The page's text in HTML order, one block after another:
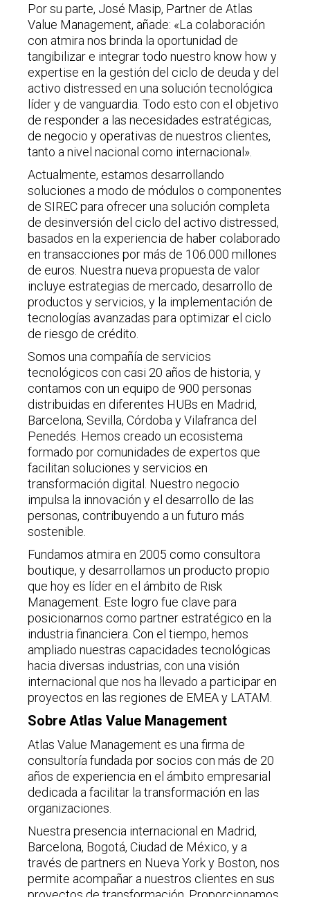
Por su parte, José Masip, Partner de Atlas
Value Management, añade: «La colaboración
con atmira nos brinda la oportunidad de
tangibilizar e integrar todo nuestro know how y
expertise en la gestión del ciclo de deuda y del
activo distressed en una solución tecnológica
líder y de vanguardia. Todo esto con el objetivo
de responder a las necesidades estratégicas,
de negocio y operativas de nuestros clientes,
tanto a nivel nacional como internacional».
Actualmente, estamos desarrollando
soluciones a modo de módulos o componentes
de SIREC para ofrecer una solución completa
de desinversión del ciclo del activo distressed,
basados en la experiencia de haber colaborado
en transacciones por más de 106.000 millones
de euros. Nuestra nueva propuesta de valor
incluye estrategias de mercado, desarrollo de
productos y servicios, y la implementación de
tecnologías avanzadas para optimizar el ciclo
de riesgo de crédito.
Somos una compañía de servicios
tecnológicos con casi 20 años de historia, y
contamos con un equipo de 900 personas
distribuidas en diferentes HUBs en Madrid,
Barcelona, Sevilla, Córdoba y Vilafranca del
Penedés. Hemos creado un ecosistema
formado por comunidades de expertos que
facilitan soluciones y servicios en
transformación digital. Nuestro negocio
impulsa la innovación y el desarrollo de las
personas, contribuyendo a un futuro más
sostenible.
Fundamos atmira en 2005 como consultora
boutique, y desarrollamos un producto propio
que hoy es líder en el ámbito de Risk
Management. Este logro fue clave para
posicionarnos como partner estratégico en la
industria financiera. Con el tiempo, hemos
ampliado nuestras capacidades tecnológicas
hacia diversas industrias, con una visión
internacional que nos ha llevado a participar en
proyectos en las regiones de EMEA y LATAM.
Sobre Atlas Value Management
Atlas Value Management es una firma de
consultoría fundada por socios con más de 20
años de experiencia en el ámbito empresarial
dedicada a facilitar la transformación en las
organizaciones.
Nuestra presencia internacional en Madrid,
Barcelona, Bogotá, Ciudad de México, y a
través de partners en Nueva York y Boston, nos
permite acompañar a nuestros clientes en sus